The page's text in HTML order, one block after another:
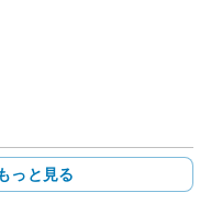
っと見る